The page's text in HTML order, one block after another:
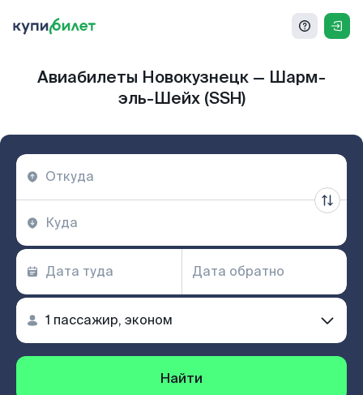
Авиабилеты Новокузнецк — Шарм-
эль-Шейх (SSH)
Найти